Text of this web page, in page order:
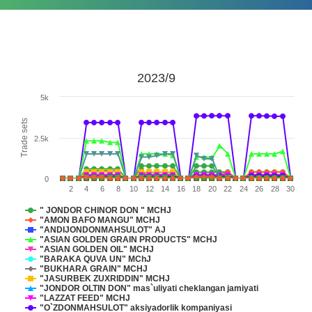
Trade sets
2023/9
" JONDOR CHINOR DON " MCHJ
"AMON BAFO MANGU" MCHJ
"ANDIJONDONMAHSULOT" AJ
"ASIAN GOLDEN GRAIN PRODUCTS" MCHJ
"ASIAN GOLDEN OIL" MCHJ
"BARAKA QUVA UN" MChJ
"BUKHARA GRAIN" MCHJ
"JASURBEK ZUXRIDDIN" MCHJ
"JONDOR OLTIN DON" mas`uliyati cheklangan jamiyati
"LAZZAT FEED" MCHJ
"O`ZDONMAHSULOT" aksiyadorlik komрaniyasi
2 4 6 8 10 12 14 16 18 20 22 24 26 28 30
0
2.5k
5k